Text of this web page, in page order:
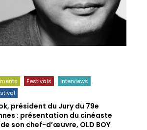
Festivals
Interviews
président du Jury du 79e
: présentation du cinéaste
son chef-d’œuvre, OLD BOY